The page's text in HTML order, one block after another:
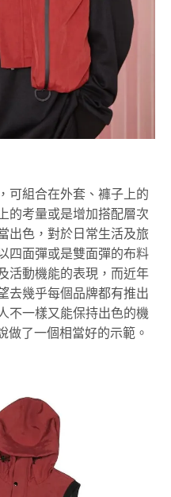
可組合在外套、褲子上的
的考量或是增加搭配層次
出色，對於日常生活及旅
四面彈或是雙面彈的布料
活動機能的表現，而近年
去幾乎每個品牌都有推出
不一樣又能保持出色的機
做了一個相當好的示範。